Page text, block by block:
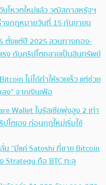
นโหวตใหม่แล้ว วุฒิสภาสหรัฐฯ
งกฎหมายวันที่ 15 กันยายน
ตั้งแต่ปี 2025 สวนทางทอง-
ง ดันคริปโตกลายเป็นสินทรัพย์
ไม่ได้ทำให้รวยเร็ว แต่ช่วย
ง” จากเงินเฟ้อ
Wallet ในรัสเซียพุ่งสูง 2 เท่า
โตเอง ก่อนกฎใหม่เริ่มใช้
น “มีแค่ Satoshi ที่ขาย Bitcoin
Strategy ถือ BTC ทะลุ